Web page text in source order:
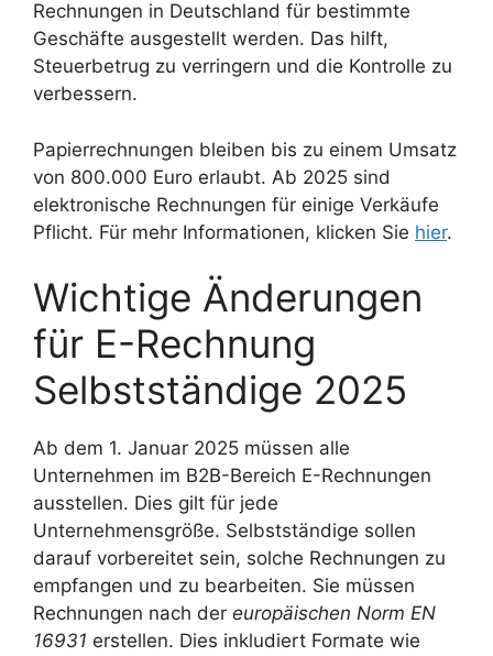
Rechnungen in Deutschland für bestimmte
Geschäfte ausgestellt werden. Das hilft,
Steuerbetrug zu verringern und die Kontrolle zu
verbessern.
Papierrechnungen bleiben bis zu einem Umsatz
von 800.000 Euro erlaubt. Ab 2025 sind
elektronische Rechnungen für einige Verkäufe
Pflicht. Für mehr Informationen, klicken Sie hier.
Wichtige Änderungen
für E-Rechnung
Selbstständige 2025
Ab dem 1. Januar 2025 müssen alle
Unternehmen im B2B-Bereich E-Rechnungen
ausstellen. Dies gilt für jede
Unternehmensgröße. Selbstständige sollen
darauf vorbereitet sein, solche Rechnungen zu
empfangen und zu bearbeiten. Sie müssen
Rechnungen nach der europäischen Norm EN
16931 erstellen. Dies inkludiert Formate wie